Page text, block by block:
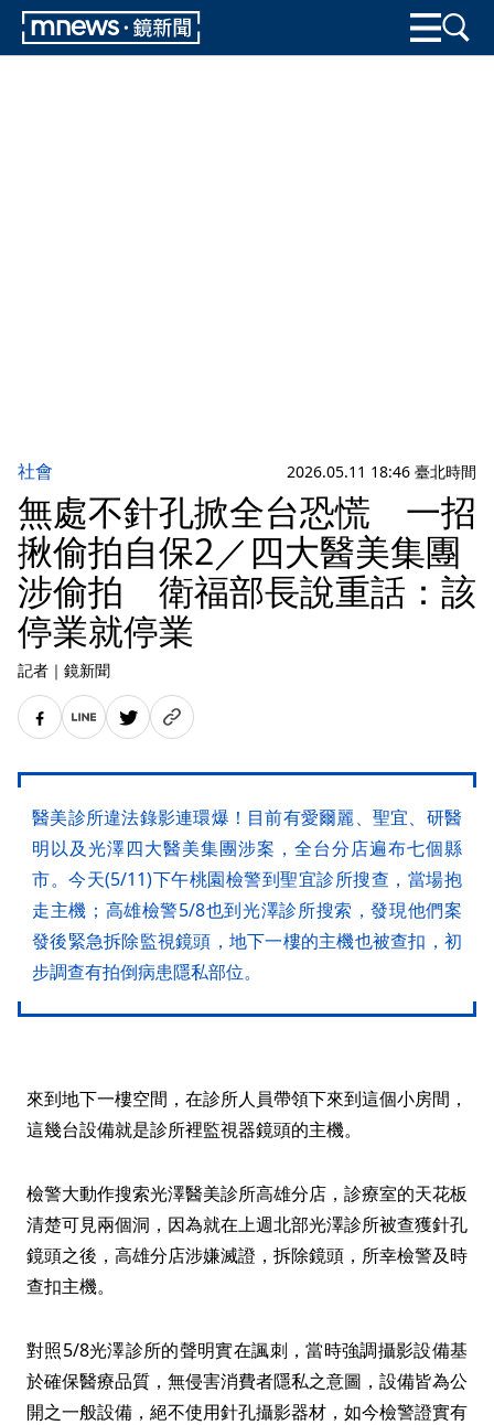
社會 2026.05.11 18:46 臺北時間
無處不針孔掀全台恐慌 一招
揪偷拍自保2／四大醫美集團
涉偷拍 衛福部長說重話：該
停業就停業
記者 ｜ 鏡新聞
醫美診所違法錄影連環爆！目前有愛爾麗、聖宜、研醫
明以及光澤四大醫美集團涉案，全台分店遍布七個縣
市。今天(5/11)下午桃園檢警到聖宜診所搜查，當場抱
走主機；高雄檢警5/8也到光澤診所搜索，發現他們案
發後緊急拆除監視鏡頭，地下一樓的主機也被查扣，初
步調查有拍倒病患隱私部位。
來到地下一樓空間，在診所人員帶領下來到這個小房間，
這幾台設備就是診所裡監視器鏡頭的主機。
檢警大動作搜索光澤醫美診所高雄分店，診療室的天花板
清楚可見兩個洞，因為就在上週北部光澤診所被查獲針孔
鏡頭之後，高雄分店涉嫌滅證，拆除鏡頭，所幸檢警及時
查扣主機。
對照5/8光澤診所的聲明實在諷刺，當時強調攝影設備基
於確保醫療品質，無侵害消費者隱私之意圖，設備皆為公
開之一般設備，絕不使用針孔攝影器材，如今檢警證實有